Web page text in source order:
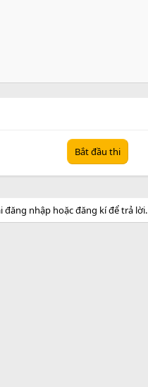
Bắt đầu thi
đăng nhập hoặc đăng kí để trả lời.